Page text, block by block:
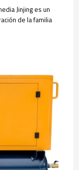
Jinjing es un
de la familia